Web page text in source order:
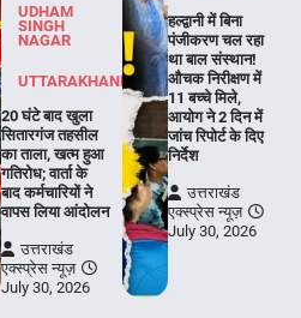
UDHAM
SINGH
NAGAR
UTTARAKHAND
20 घंटे बाद खुला
सितारगंज तहसील
का ताला, खत्म हुआ
गतिरोध; वार्ता के
बाद कर्मचारियों ने
वापस लिया आंदोलन
उत्तराखंड
एक्स्प्रेस न्यूज़
July 30, 2026
हल्द्वानी में बिना
पंजीकरण चल रहा
था बाल संस्थान!
औचक निरीक्षण में
11 बच्चे मिले,
आयोग ने 2 दिन में
जांच रिपोर्ट के दिए
निर्देश
उत्तराखंड
एक्स्प्रेस न्यूज़
July 30, 2026